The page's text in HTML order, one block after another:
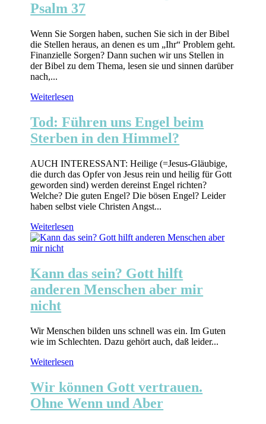
Psalm 37
Wenn Sie Sorgen haben, suchen Sie sich in der Bibel
die Stellen heraus, an denen es um „Ihr“ Problem geht.
Finanzielle Sorgen? Dann suchen wir uns Stellen in
der Bibel zu dem Thema, lesen sie und sinnen darüber
nach,...
Weiterlesen
Tod: Führen uns Engel beim
Sterben in den Himmel?
AUCH INTERESSANT: Heilige (=Jesus-Gläubige,
die durch das Opfer von Jesus rein und heilig für Gott
geworden sind) werden dereinst Engel richten?
Welche? Die guten Engel? Die bösen Engel? Leider
haben selbst viele Christen Angst...
Weiterlesen
Kann das sein? Gott hilft
anderen Menschen aber mir
nicht
Wir Menschen bilden uns schnell was ein. Im Guten
wie im Schlechten. Dazu gehört auch, daß leider...
Weiterlesen
Wir können Gott vertrauen.
Ohne Wenn und Aber